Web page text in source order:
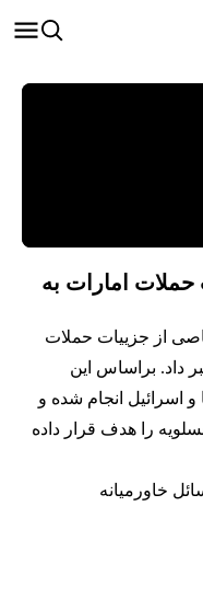
حملات امارات به
از جزییات حملات
داد. براساس این
اسرائیل انجام شده و
را هدف قرار داده
خاورمیانه